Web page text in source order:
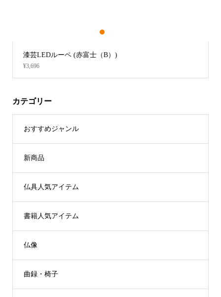
線香入れ箱 (大 / 黒塗)
¥4,928
1
カテゴリー
おすすめジャンル
新商品
仏具人気アイテム
書籍人気アイテム
仏像
曲録・椅子